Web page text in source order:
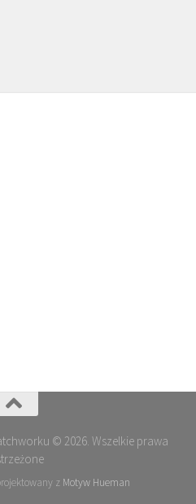
© 2026. Wszelkie prawa
z Motyw Hueman